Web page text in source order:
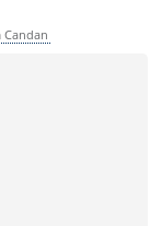
Candan